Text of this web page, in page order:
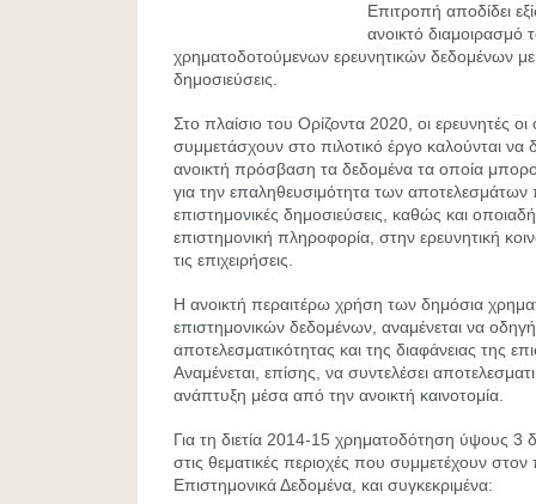
Επιτροπή αποδίδει
ανοικτό διαμοιρασμό
χρηματοδοτούμενων ερευνητικών δεδομένων με
δημοσιεύσεις.
Στο πλαίσιο του Ορίζοντα 2020, οι ερευνητές οι
συμμετάσχουν στο πιλοτικό έργο καλούνται να
ανοικτή πρόσβαση τα δεδομένα τα οποία
για την επαληθευσιμότητα των αποτελεσμάτων
επιστημονικές δημοσιεύσεις, καθώς και
επιστημονική πληροφορία, στην ερευνητική
τις επιχειρήσεις.
Η ανοικτή περαιτέρω χρήση των δημόσια
επιστημονικών δεδομένων, αναμένεται να
αποτελεσματικότητας και της διαφάνειας της
Αναμένεται, επίσης, να συντελέσει
ανάπτυξη μέσα από την ανοικτή καινοτομία.
Για τη διετία 2014-15 χρηματοδότηση ύψους 3
στις θεματικές περιοχές που συμμετέχουν στον
Επιστημονικά Δεδομένα, και συγκεκριμένα: